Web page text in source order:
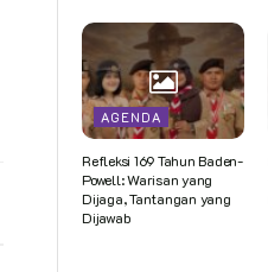
AGENDA
Refleksi 169 Tahun Baden-
Powell: Warisan yang
Dijaga, Tantangan yang
Dijawab